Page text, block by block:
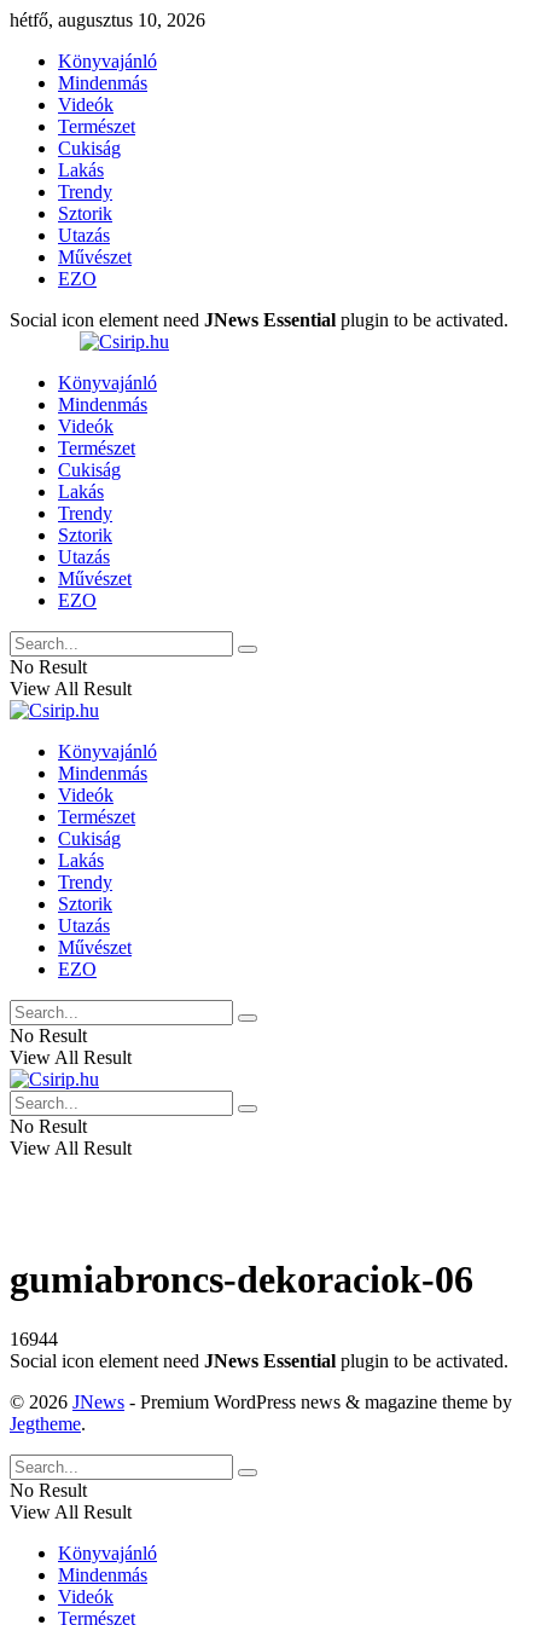
hétfő, augusztus 10, 2026
Könyvajánló
Mindenmás
Videók
Természet
Cukiság
Lakás
Trendy
Sztorik
Utazás
Művészet
EZO
Social icon element need JNews Essential plugin to be activated.
Könyvajánló
Mindenmás
Videók
Természet
Cukiság
Lakás
Trendy
Sztorik
Utazás
Művészet
EZO
No Result
View All Result
Könyvajánló
Mindenmás
Videók
Természet
Cukiság
Lakás
Trendy
Sztorik
Utazás
Művészet
EZO
No Result
View All Result
No Result
View All Result
gumiabroncs-dekoraciok-06
16944
Social icon element need JNews Essential plugin to be activated.
© 2026 JNews - Premium WordPress news & magazine theme by
Jegtheme.
No Result
View All Result
Könyvajánló
Mindenmás
Videók
Természet